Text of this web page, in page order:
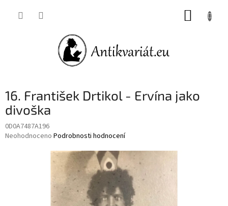
16. František Drtikol - Ervína jako
divoška
0D0A7487A196
Průměrné
Neohodnoceno Podrobnosti hodnocení